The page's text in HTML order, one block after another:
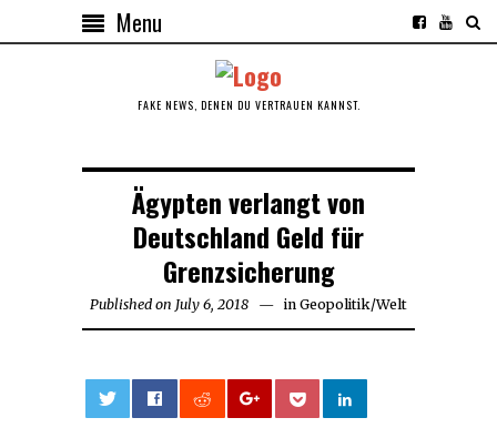
Menu
FAKE NEWS, DENEN DU VERTRAUEN KANNST.
Ägypten verlangt von
Deutschland Geld für
Grenzsicherung
Published on July 6, 2018 in Geopolitik/Welt